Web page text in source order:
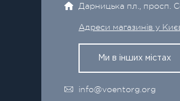
Дарницька пл., просп.
Адреси магазинів у
Ми в інших містах
info@voentorg.org